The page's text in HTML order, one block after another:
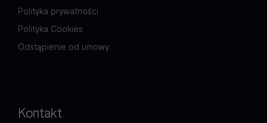
Polityka prywatności
Polityka Cookies
Odstąpienie od umowy
Kontakt